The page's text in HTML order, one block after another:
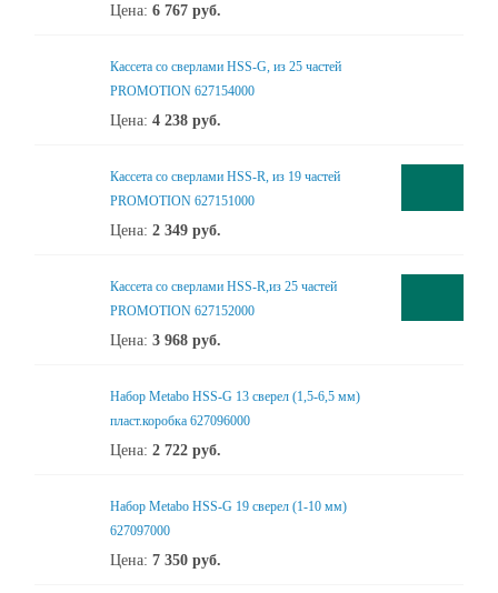
Цена: 6 767 руб.
Кассета со сверлами HSS-G, из 25 частей
PROMOTION 627154000
Цена: 4 238 руб.
Кассета со сверлами HSS-R, из 19 частей
PROMOTION 627151000
Цена: 2 349 руб.
Кассета со сверлами HSS-R,из 25 частей
PROMOTION 627152000
Цена: 3 968 руб.
Набор Metabo HSS-G 13 сверел (1,5-6,5 мм)
пласт.коробка 627096000
Цена: 2 722 руб.
Набор Metabo HSS-G 19 сверел (1-10 мм)
627097000
Цена: 7 350 руб.